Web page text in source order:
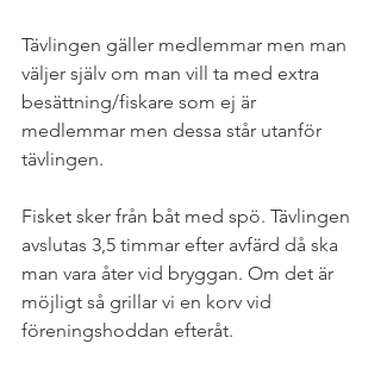
Tävlingen gäller medlemmar men man
väljer själv om man vill ta med extra
besättning/fiskare som ej är
medlemmar men dessa står utanför
tävlingen.
Fisket sker från båt med spö. Tävlingen
avslutas 3,5 timmar efter avfärd då ska
man vara åter vid bryggan. Om det är
möjligt så grillar vi en korv vid
föreningshoddan efteråt.